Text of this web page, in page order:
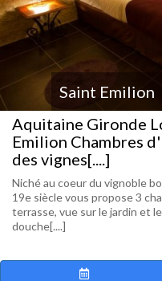
Saint Emilion
Aquitaine Gironde
Emilion Chambres
des vignes[....]
Niché au coeur du vignoble
19e siècle vous propose 3
terrasse, vue sur le jardin et
douche[....]